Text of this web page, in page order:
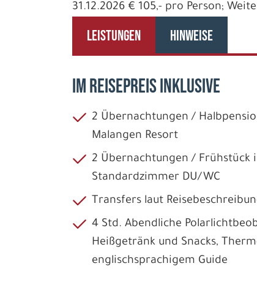
31.12.2026 € 105,- pro Person;
LEISTUNGEN HINWEISE
IM REISEPREIS INKLUSIVE
2 Übernachtungen /
Malangen Resort
2 Übernachtungen / Frühstück
Standardzimmer DU/WC
Transfers laut
4 Std. Abendliche
Heißgetränk und Snacks,
englischsprachigem Guide